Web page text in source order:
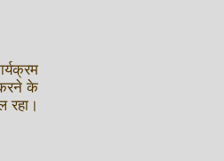
के
रहा।